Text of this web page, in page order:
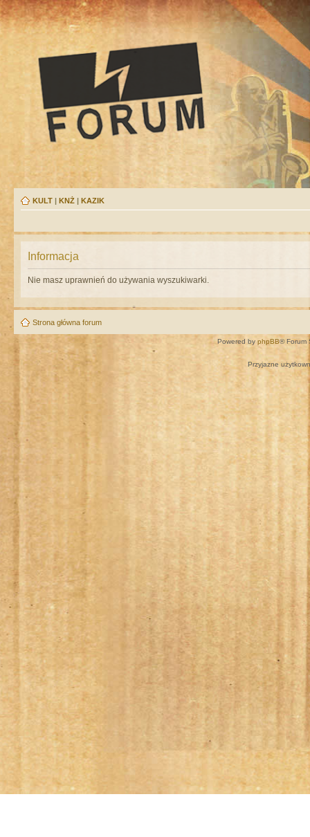
KULT | KNŻ | KAZIK
Informacja
Nie masz uprawnień do używania wyszukiwarki.
Strona główna forum
Powered by phpBB® Forum
Przyjazne